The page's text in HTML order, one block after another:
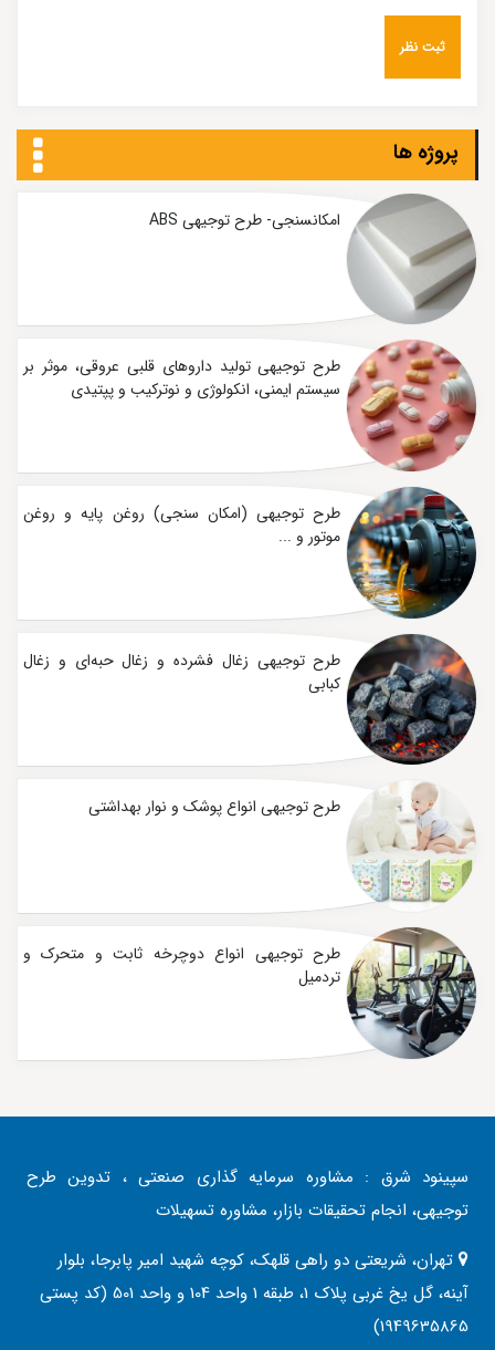
پروژه ها
امکانسنجی- طرح توجیهی ABS
طرح توجیهی تولید داروهای قلبی عروقی، موثر بر
سیستم ایمنی، انکولوژی و نوترکیب و پپتیدی
طرح توجیهی (امکان سنجی) روغن پایه و روغن
موتور و ...
طرح توجیهی زغال فشرده و زغال حبه‌ای و زغال
کبابی
طرح توجیهی انواع پوشک و نوار بهداشتی
طرح توجیهی انواع دوچرخه ثابت و متحرک و
تردمیل
سپینود شرق : مشاوره سرمایه گذاری صنعتی ، تدوین طرح
توجیهی، انجام تحقیقات بازار، مشاوره تسهیلات
تهران، شریعتی دو راهی قلهک، کوچه شهید امیر پابرجا، بلوار
آینه، گل یخ غربی پلاک 1، طبقه 1 واحد 104 و واحد 501 (کد پستی
1949635865)